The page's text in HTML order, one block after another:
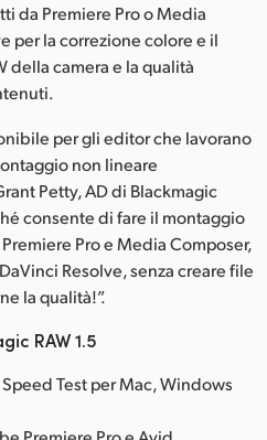
da Premiere Pro o Media
per la correzione colore e il
della camera e la qualità
per gli editor che lavorano
non lineare
Petty, AD di Blackmagic
consente di fare il montaggio
Pro e Media Composer,
Resolve, senza creare file
la qualità!”.
RAW 1.5
Test per Mac, Windows